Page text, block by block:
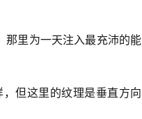
那里为一天注入最充沛的能
但这里的纹理是垂直方向